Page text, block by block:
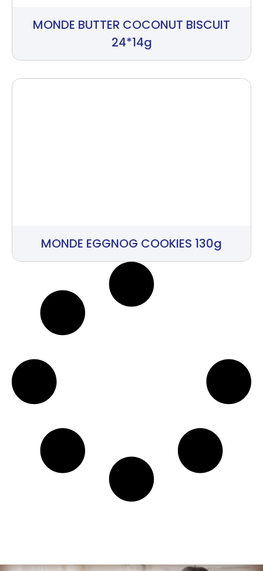
MONDE BUTTER COCONUT BISCUIT
24*14g
MONDE EGGNOG COOKIES 130g